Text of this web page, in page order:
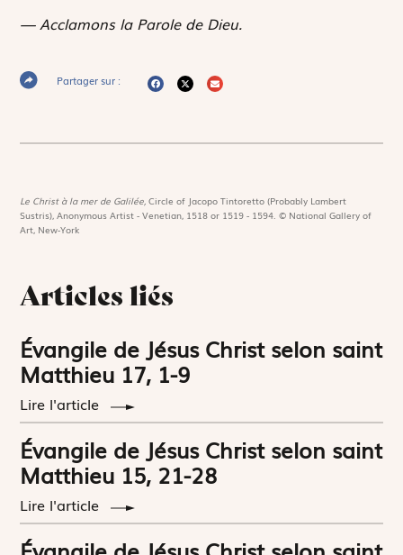
— Acclamons la Parole de Dieu.
Partager sur :
Le Christ à la mer de Galilée,Circle of Jacopo Tintoretto (Probably Lambert
Sustris), Anonymous Artist - Venetian, 1518 or 1519 - 1594. © National Gallery of
Art, New-York
Articles liés
Évangile de Jésus Christ selon saint
Matthieu 17, 1-9
Lire l'article
Évangile de Jésus Christ selon saint
Matthieu 15, 21-28
Lire l'article